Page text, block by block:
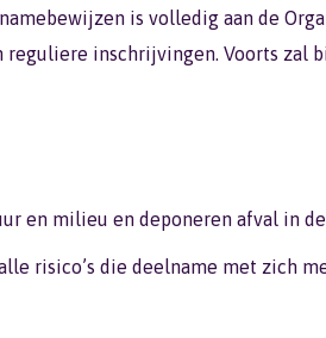
is volledig aan de
inschrijvingen. Voorts
en milieu en deponeren afval in
risico’s die deelname met zich